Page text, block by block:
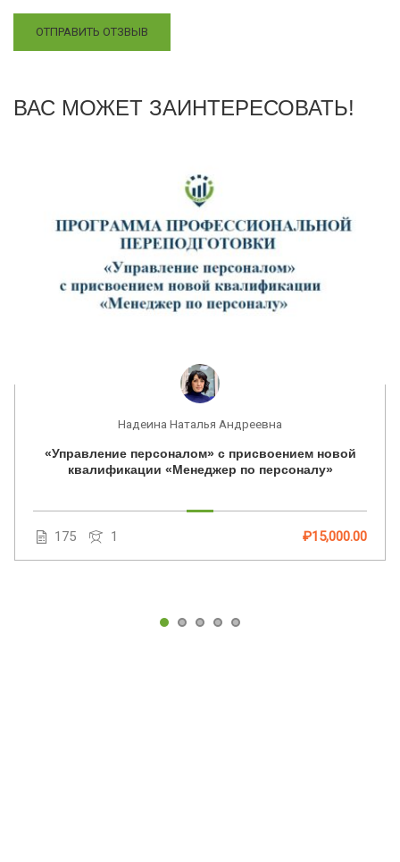
ВАС МОЖЕТ ЗАИНТЕРЕСОВАТЬ!
Надеина Наталья Андреевна
«Управление персоналом» с присвоением новой
квалификации «Менеджер по персоналу»
175 1 ₽15,000.00